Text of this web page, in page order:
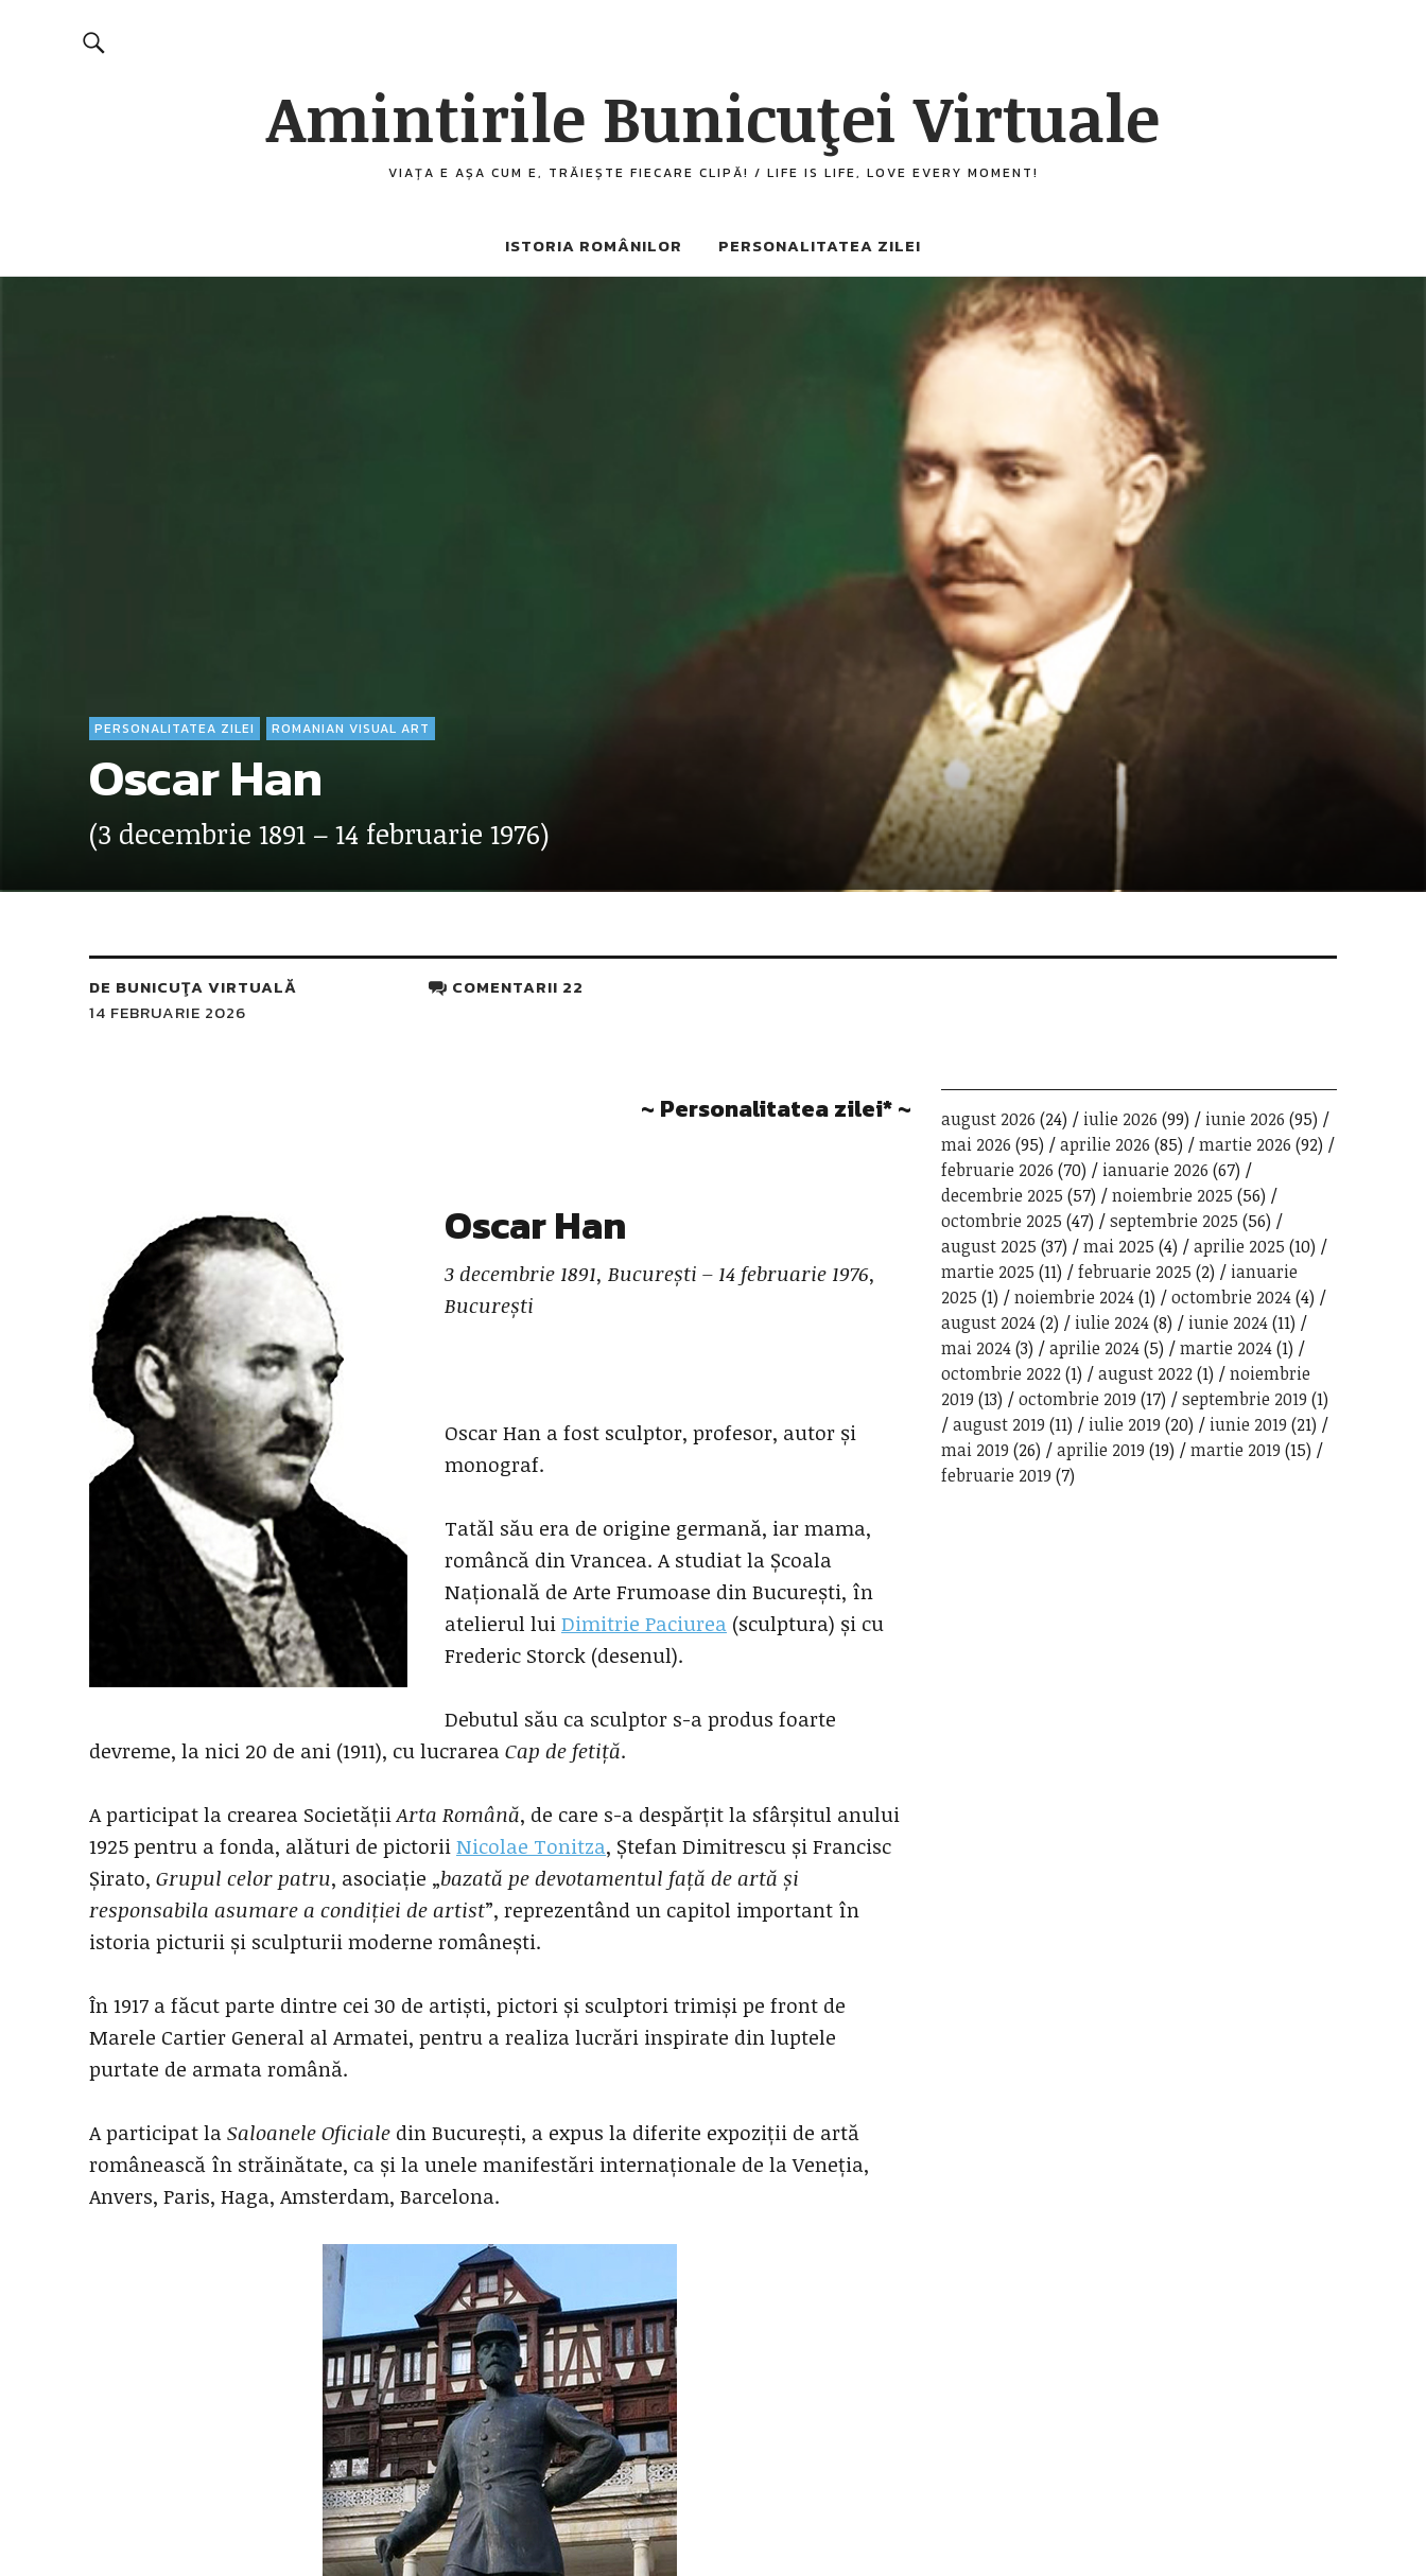
Amintirile Bunicuţei Virtuale
VIAȚA E AȘA CUM E, TRĂIEȘTE FIECARE CLIPĂ! / LIFE IS LIFE, LOVE EVERY MOMENT!
ISTORIA ROMÂNILOR PERSONALITATEA ZILEI
PERSONALITATEA ZILEI ROMANIAN VISUAL ART
Oscar Han
(3 decembrie 1891 – 14 februarie 1976)
DE BUNICUŢA VIRTUALĂ
14 FEBRUARIE 2026
COMENTARII 22
~ Personalitatea zilei* ~
Oscar Han
3 decembrie 1891, București – 14 februarie 1976,
București
Oscar Han a fost sculptor, profesor, autor și
monograf.
Tatăl său era de origine germană, iar mama,
româncă din Vrancea. A studiat la Școala
Națională de Arte Frumoase din București, în
atelierul luiDimitrie Paciurea (sculptura) și cu
Frederic Storck (desenul).
Debutul său ca sculptor s-a produs foarte
devreme, la nici 20 de ani (1911), cu lucrareaCap de fetiță.
A participat la crearea SocietățiiArta Română, de care s-a despărțit la sfârșitul anului
1925 pentru a fonda, alături de pictoriiNicolae Tonitza, Ștefan Dimitrescu și Francisc
Șirato, Grupul celor patru, asociație „bazată pe devotamentul față de artă și
responsabila asumare a condiției de artist”, reprezentând un capitol important în
istoria picturii și sculpturii moderne românești.
În 1917 a făcut parte dintre cei 30 de artiști, pictori și sculptori trimiși pe front de
Marele Cartier General al Armatei, pentru a realiza lucrări inspirate din luptele
purtate de armata română.
A participat laSaloanele Oficiale din București, a expus la diferite expoziții de artă
românească în străinătate, ca și la unele manifestări internaționale de la Veneția,
Anvers, Paris, Haga, Amsterdam, Barcelona.
august 2026 (24) iulie 2026 (99) iunie 2026 (95)
mai 2026 (95) aprilie 2026 (85) martie 2026 (92)
februarie 2026 (70) ianuarie 2026 (67)
decembrie 2025 (57) noiembrie 2025 (56)
octombrie 2025 (47) septembrie 2025 (56)
august 2025 (37) mai 2025 (4) aprilie 2025 (10)
martie 2025 (11) februarie 2025 (2)
ianuarie
2025 (1) noiembrie 2024(1) octombrie 2024(4)
august 2024(2) iulie 2024(8) iunie 2024(11)
mai 2024(3) aprilie 2024(5) martie 2024(1)
octombrie 2022(1) august 2022(1)
noiembrie
2019 (13) octombrie 2019 (17) septembrie 2019 (1)
august 2019 (11) iulie 2019 (20) iunie 2019 (21)
mai 2019 (26) aprilie 2019 (19) martie 2019 (15)
februarie 2019 (7)